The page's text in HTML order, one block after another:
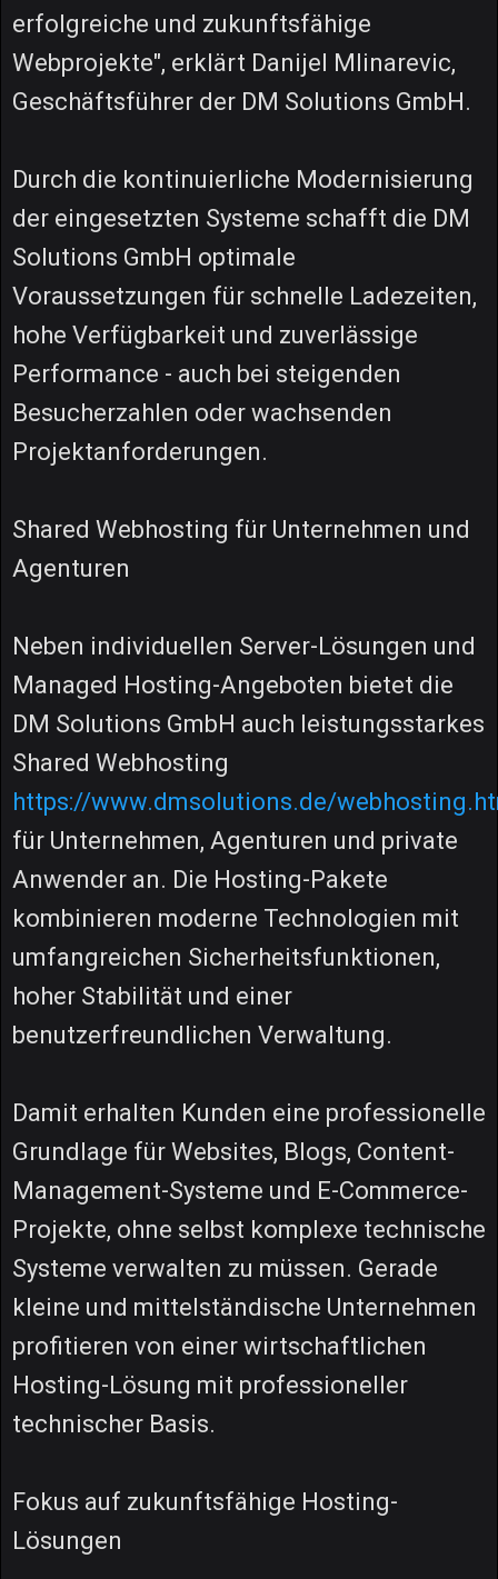
erfolgreiche und zukunftsfähige
Webprojekte", erklärt Danijel Mlinarevic,
Geschäftsführer der DM Solutions GmbH.
Durch die kontinuierliche Modernisierung
der eingesetzten Systeme schafft die DM
Solutions GmbH optimale
Voraussetzungen für schnelle Ladezeiten,
hohe Verfügbarkeit und zuverlässige
Performance - auch bei steigenden
Besucherzahlen oder wachsenden
Projektanforderungen.
Shared Webhosting für Unternehmen und
Agenturen
Neben individuellen Server-Lösungen und
Managed Hosting-Angeboten bietet die
DM Solutions GmbH auch leistungsstarkes
Shared Webhosting
https://www.dmsolutions.de/
für Unternehmen, Agenturen und private
Anwender an. Die Hosting-Pakete
kombinieren moderne Technologien mit
umfangreichen Sicherheitsfunktionen,
hoher Stabilität und einer
benutzerfreundlichen Verwaltung.
Damit erhalten Kunden eine professionelle
Grundlage für Websites, Blogs, Content-
Management-Systeme und E-Commerce-
Projekte, ohne selbst komplexe technische
Systeme verwalten zu müssen. Gerade
kleine und mittelständische Unternehmen
profitieren von einer wirtschaftlichen
Hosting-Lösung mit professioneller
technischer Basis.
Fokus auf zukunftsfähige Hosting-
Lösungen